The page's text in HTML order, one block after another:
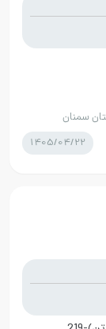
سمنان
1405/04/22